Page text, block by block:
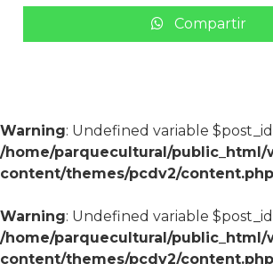
Compartir
Warning: Undefined variable
/home/parquecultural/
content/themes/pcdv2/content.php
Warning: Undefined variable
/home/parquecultural/
content/themes/pcdv2/content.php